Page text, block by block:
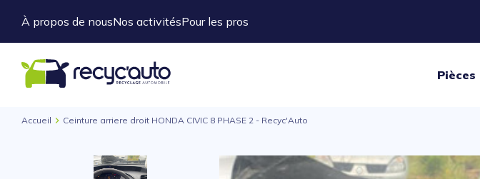
À propos de nousNos activitésPour les pros
Accueil Ceinture arriere droit HONDA CIVIC 8 PHASE 2 - Recyc'Auto